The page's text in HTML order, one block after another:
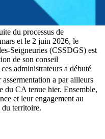
du processus de
et le 2 juin 2026, le
Seigneuries (CSSDGS) est
de son conseil
administrateurs a débuté
a par ailleurs
du CA tenue hier. Ensemble,
et leur engagement au
du territoire.